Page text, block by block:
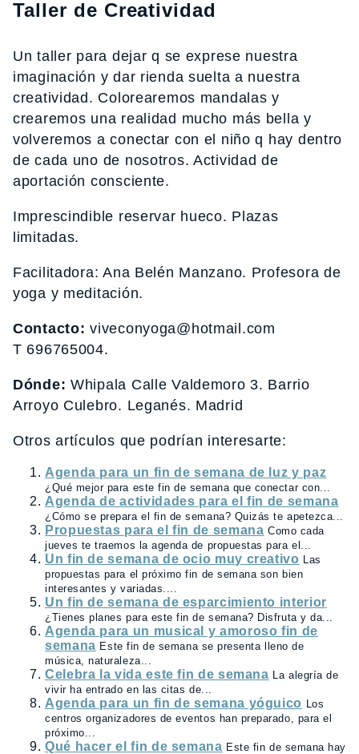
Taller de Creatividad
Un taller para dejar q se exprese nuestra
imaginación y dar rienda suelta a nuestra
creatividad. Colorearemos mandalas y
crearemos una realidad mucho más bella y
volveremos a conectar con el niño q hay dentro
de cada uno de nosotros. Actividad de
aportación consciente.
Imprescindible reservar hueco. Plazas
limitadas.
Facilitadora: Ana Belén Manzano. Profesora de
yoga y meditación.
Contacto: viveconyoga@hotmail.com
T 696765004.
Dónde:Whipala Calle Valdemoro 3. Barrio
Arroyo Culebro. Leganés. Madrid
Otros artículos que podrían interesarte:
Agenda para un fin de semana de luz y paz
¿Qué mejor para este fin de semana que conectar con...
Agenda de actividades para el fin de semana
¿Cómo se prepara el fin de semana? Quizás te apetezca...
Propuestas para el fin de semana Como cada
jueves te traemos la agenda de propuestas para el...
Un fin de semana de ocio muy creativo
Las
propuestas para el próximo fin de semana son bien
interesantes y variadas....
Un fin de semana de esparcimiento interior
¿Tienes planes para este fin de semana? Disfruta y da...
Agenda para un musical y amoroso fin de
semana Este fin de semana se presenta lleno de
música, naturaleza...
Celebra la vida este fin de semana
La alegría de
vivir ha entrado en las citas de...
Agenda para un fin de semana yóguico
Los
centros organizadores de eventos han preparado, para el
próximo...
Qué hacer el fin de semana Este fin de semana hay